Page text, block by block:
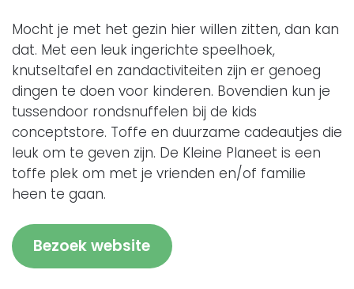
Mocht je met het gezin hier willen zitten, dan kan
dat. Met een leuk ingerichte speelhoek,
knutseltafel en zandactiviteiten zijn er genoeg
dingen te doen voor kinderen. Bovendien kun je
tussendoor rondsnuffelen bij de kids
conceptstore. Toffe en duurzame cadeautjes die
leuk om te geven zijn. De Kleine Planeet is een
toffe plek om met je vrienden en/of familie
heen te gaan.
Bezoek website